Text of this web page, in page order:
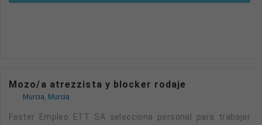
Mozo/a atrezzista y blocker rodaje
Murcia, Murcia
Faster Empleo ETT SA selecciona personal para trabajar